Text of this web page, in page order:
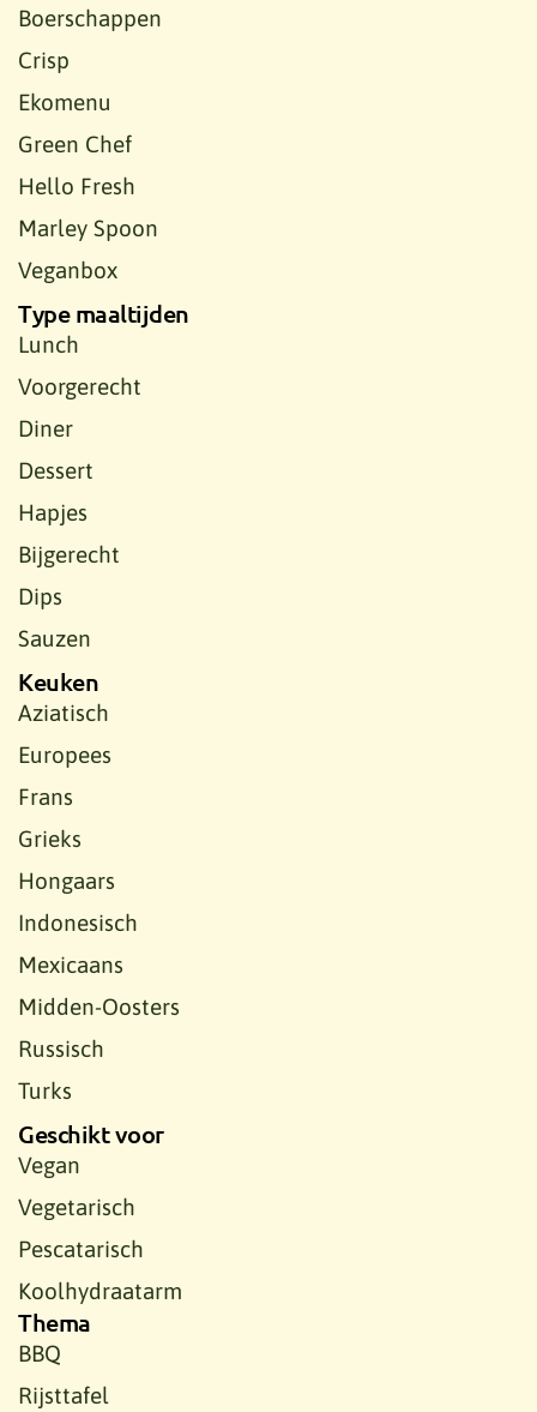
Boerschappen
Crisp
Ekomenu
Green Chef
Hello Fresh
Marley Spoon
Veganbox
Type maaltijden
Lunch
Voorgerecht
Diner
Dessert
Hapjes
Bijgerecht
Dips
Sauzen
Keuken
Aziatisch
Europees
Frans
Grieks
Hongaars
Indonesisch
Mexicaans
Midden-Oosters
Russisch
Turks
Geschikt voor
Vegan
Vegetarisch
Pescatarisch
Koolhydraatarm
Thema
BBQ
Rijsttafel